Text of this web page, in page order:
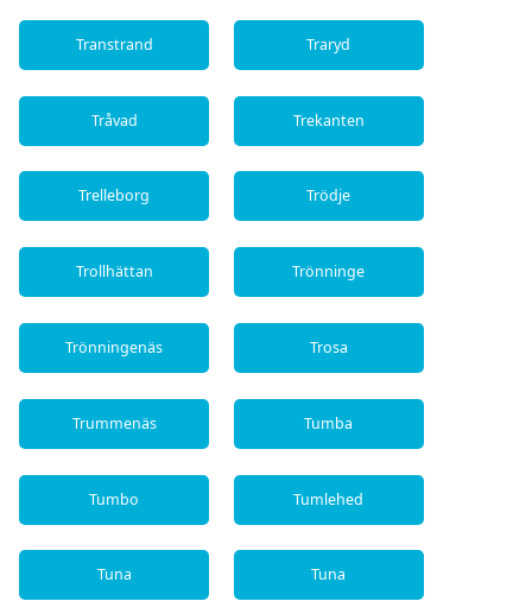
Transtrand Traryd
Tråvad Trekanten
Trelleborg Trödje
Trollhättan Trönninge
Trönningenäs Trosa
Trummenäs Tumba
Tumbo Tumlehed
Tuna Tuna